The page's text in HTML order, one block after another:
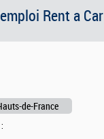
Rent a Car
de-France